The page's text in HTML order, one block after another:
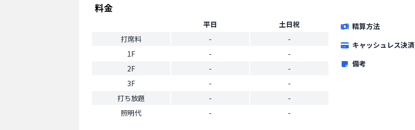
料金
平日
土日祝
打席料
-
-
1F
-
-
2F
-
-
3F
-
-
打ち放題
-
-
照明代
- -
精算方法
キャッシュレス決済
備考